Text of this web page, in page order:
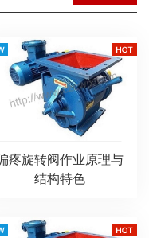
疼旋转阀作业原理与
结构特色